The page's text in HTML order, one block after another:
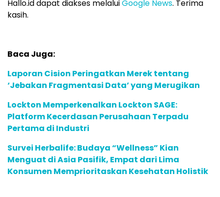
Hallo.id dapat diakses melaluiGoogle News. Terima
kasih.
Baca Juga:
Laporan Cision Peringatkan Merek tentang
‘Jebakan Fragmentasi Data’ yang Merugikan
Lockton Memperkenalkan Lockton SAGE:
Platform Kecerdasan Perusahaan Terpadu
Pertama di Industri
Survei Herbalife: Budaya “Wellness” Kian
Menguat di Asia Pasifik, Empat dari Lima
Konsumen Memprioritaskan Kesehatan Holistik